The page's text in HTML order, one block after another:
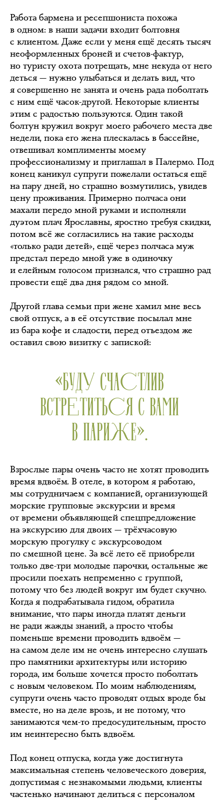
Работа бармена и ресепшониста похожа
в одном: в наши задачи входит болтовня
с клиентом. Даже если у меня ещё десять тысяч
неоформленных броней и счетов-фактур,
но туристу охота потрещать, мне некуда от него
деться — нужно улыбаться и делать вид, что
я совершенно не занята и очень рада поболтать
с ним ещё часок-другой. Некоторые клиенты
этим с радостью пользуются. Один такой
болтун кружил вокруг моего рабочего места две
недели, пока его жена плескалась в бассейне,
отвешивал комплименты моему
профессионализму и приглашал в Палермо. Под
конец каникул супруги пожелали остаться ещё
на пару дней, но страшно возмутились, увидев
цену проживания. Примерно полчаса они
махали передо мной руками и исполняли
дуэтом плач Ярославны, яростно требуя скидки,
потом всё же согласились на такие расходы
«только ради детей», ещё через полчаса муж
предстал передо мной уже в одиночку
и елейным голосом признался, что страшно рад
провести ещё два дня рядом со мной.
Другой глава семьи при жене хамил мне весь
свой отпуск, а в её отсутствие посылал мне
из бара кофе и сладости, перед отъездом же
оставил свою визитку с запиской:
«БУДУ СЧАСТЛИВ
ВСТРЕТИТЬСЯ С ВАМИ
В ПАРИЖЕ».
Взрослые пары очень часто не хотят проводить
время вдвоём. В отеле, в котором я работаю,
мы сотрудничаем с компанией, организующей
морские групповые экскурсии и время
от времени объявляющей спецпредложение
на экскурсию для двоих — трёхчасовую
морскую прогулку с экскурсоводом
по смешной цене. За всё лето её приобрели
только две-три молодые парочки, остальные же
просили поехать непременно с группой,
потому что без людей вокруг им будет скучно.
Когда я подрабатывала гидом, обратила
внимание, что пары иногда платят деньги
не ради жажды знаний, а просто чтобы
поменьше времени проводить вдвоём —
на самом деле им не очень интересно слушать
про памятники архитектуры или историю
города, им больше хочется просто поболтать
с новым человеком. По моим наблюдениям,
супруги очень часто проводят отдых вроде бы
вместе, но на деле врозь, и не потому, что
занимаются чем-то предосудительным, просто
им неинтересно быть вдвоём.
Под конец отпуска, когда уже достигнута
максимальная степень человеческого доверия,
допустимая с незнакомыми людьми, клиенты
частенько начинают делиться с персоналом